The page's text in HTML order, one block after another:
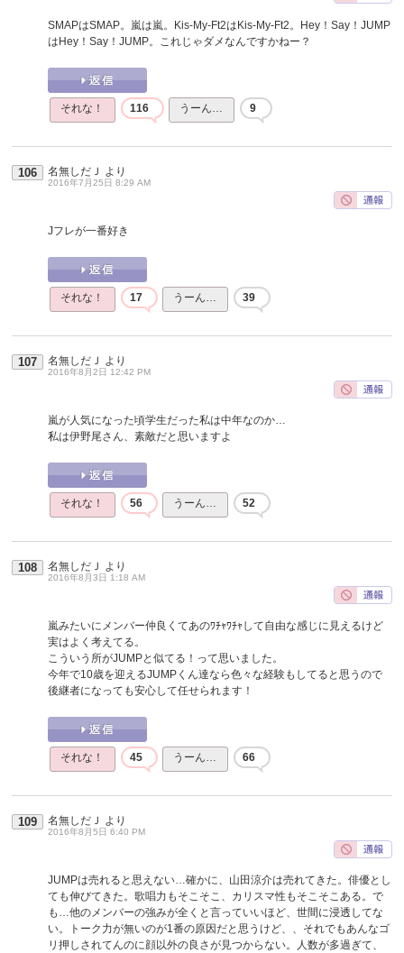
SMAPはSMAP。嵐は嵐。Kis-My-Ft2はKis-My-Ft2。Hey！Say！JUMP
はHey！Say！JUMP。これじゃダメなんですかねー？
それな！ 116 うーん… 9
106 名無しだＪ より
2016年7月25日 8:29 AM
Jフレが一番好き
それな！ 17 うーん… 39
107 名無しだＪ より
2016年8月2日 12:42 PM
嵐が人気になった頃学生だった私は中年なのか…
私は伊野尾さん、素敵だと思いますよ
それな！ 56 うーん… 52
108 名無しだＪ より
2016年8月3日 1:18 AM
嵐みたいにメンバー仲良くてあのﾜﾁｬﾜﾁｬして自由な感じに見えるけど
実はよく考えてる。
こういう所がJUMPと似てる！って思いました。
今年で10歳を迎えるJUMPくん達なら色々な経験もしてると思うので
後継者になっても安心して任せられます！
それな！ 45 うーん… 66
109 名無しだＪ より
2016年8月5日 6:40 PM
JUMPは売れると思えない…確かに、山田涼介は売れてきた。俳優とし
ても伸びてきた。歌唱力もそこそこ、カリスマ性もそこそこある。で
も…他のメンバーの強みが全くと言っていいほど、世間に浸透してな
い。トーク力が無いのが1番の原因だと思うけど、、それでもあんなゴ
リ押しされてんのに顔以外の良さが見つからない。人数が多過ぎて、